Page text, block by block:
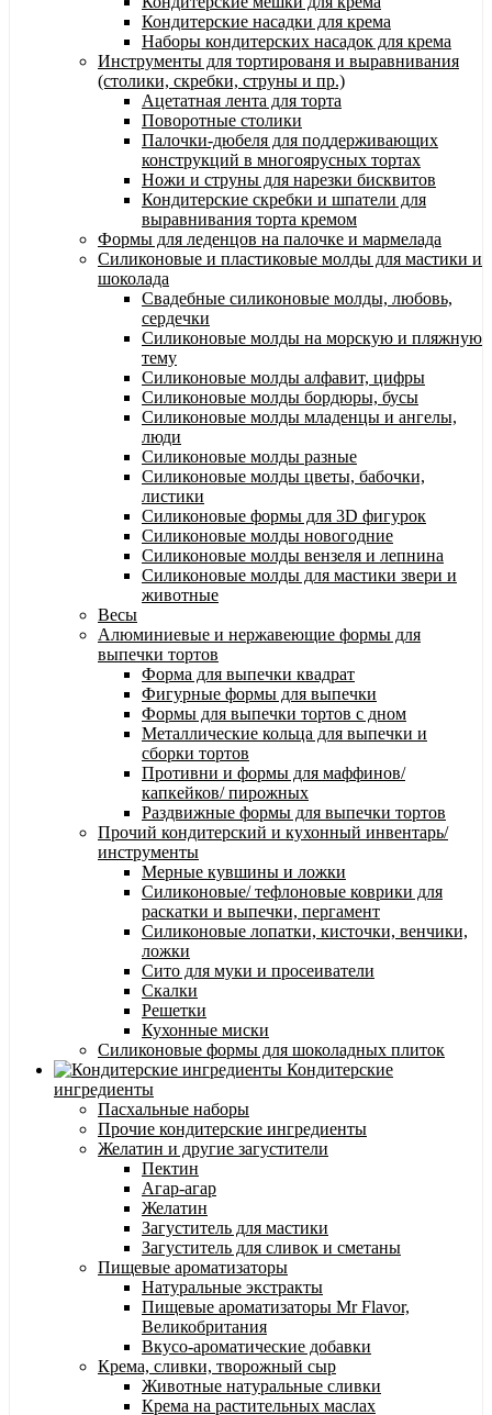
Кондитерские насадки для крема
Наборы кондитерских насадок для крема
Инструменты для тортированя и выравнивания
(столики, скребки, струны и пр.)
Ацетатная лента для торта
Поворотные столики
Палочки-дюбеля для поддерживающих
конструкций в многоярусных тортах
Ножи и струны для нарезки бисквитов
Кондитерские скребки и шпатели для
выравнивания торта кремом
Формы для леденцов на палочке и мармелада
Силиконовые и пластиковые молды для мастики и
шоколада
Свадебные силиконовые молды, любовь,
сердечки
Силиконовые молды на морскую и пляжную
тему
Силиконовые молды алфавит, цифры
Силиконовые молды бордюры, бусы
Силиконовые молды младенцы и ангелы,
люди
Силиконовые молды разные
Силиконовые молды цветы, бабочки,
листики
Силиконовые формы для 3D фигурок
Силиконовые молды новогодние
Силиконовые молды вензеля и лепнина
Силиконовые молды для мастики звери и
животные
Весы
Алюминиевые и нержавеющие формы для
выпечки тортов
Форма для выпечки квадрат
Фигурные формы для выпечки
Формы для выпечки тортов с дном
Металлические кольца для выпечки и
сборки тортов
Противни и формы для маффинов/
капкейков/ пирожных
Раздвижные формы для выпечки тортов
Прочий кондитерский и кухонный инвентарь/
инструменты
Мерные кувшины и ложки
Силиконовые/ тефлоновые коврики для
раскатки и выпечки, пергамент
Силиконовые лопатки, кисточки, венчики,
ложки
Сито для муки и просеиватели
Скалки
Решетки
Кухонные миски
Силиконовые формы для шоколадных плиток
Кондитерские
ингредиенты
Пасхальные наборы
Прочие кондитерские ингредиенты
Желатин и другие загустители
Пектин
Агар-агар
Желатин
Загуститель для мастики
Загуститель для сливок и сметаны
Пищевые ароматизаторы
Натуральные экстракты
Пищевые ароматизаторы Mr Flavor,
Великобритания
Вкусо-ароматические добавки
Крема, сливки, творожный сыр
Животные натуральные сливки
Крема на растительных маслах